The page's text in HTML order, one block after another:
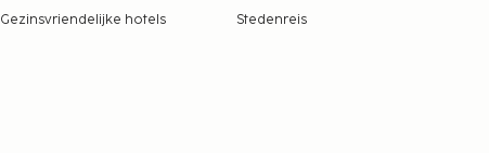
Gezinsvriendelijke hotels
Stedenreis